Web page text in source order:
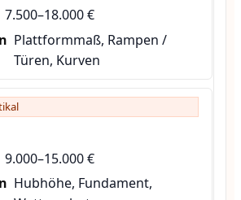
7.500–18.000 €
Plattformmaß, Rampen /
Türen, Kurven
9.000–15.000 €
Hubhöhe, Fundament,